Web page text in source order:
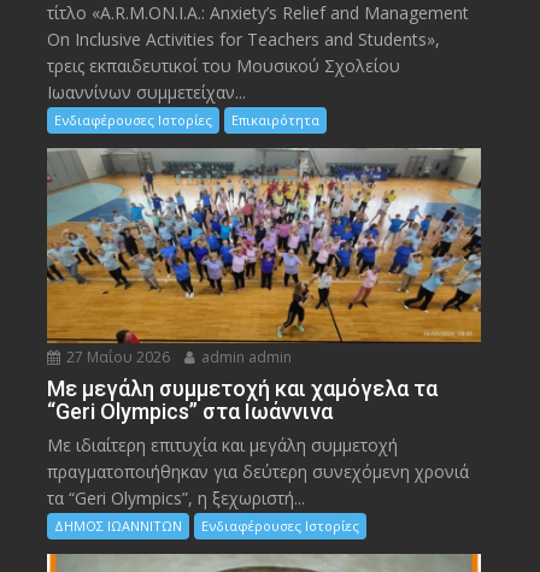
τίτλο «A.R.M.ON.I.A.: Anxiety’s Relief and Management
On Inclusive Activities for Teachers and Students»,
τρεις εκπαιδευτικοί του Μουσικού Σχολείου
Ιωαννίνων συμμετείχαν...
Ενδιαφέρουσες Ιστορίες Επικαιρότητα
27 Μαΐου 2026 admin admin
Με μεγάλη συμμετοχή και χαμόγελα τα
“Geri Olympics” στα Ιωάννινα
Με ιδιαίτερη επιτυχία και μεγάλη συμμετοχή
πραγματοποιήθηκαν για δεύτερη συνεχόμενη χρονιά
τα “Geri Olympics”, η ξεχωριστή...
ΔΗΜΟΣ ΙΩΑΝΝΙΤΩΝ Ενδιαφέρουσες Ιστορίες